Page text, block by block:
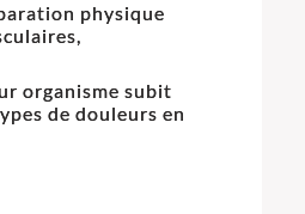
physique
organisme subit
de douleurs en